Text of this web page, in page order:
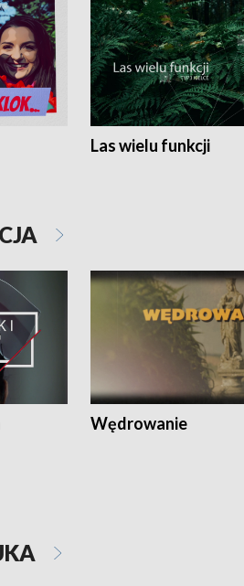
Las wielu funkcji
Wędrowanie